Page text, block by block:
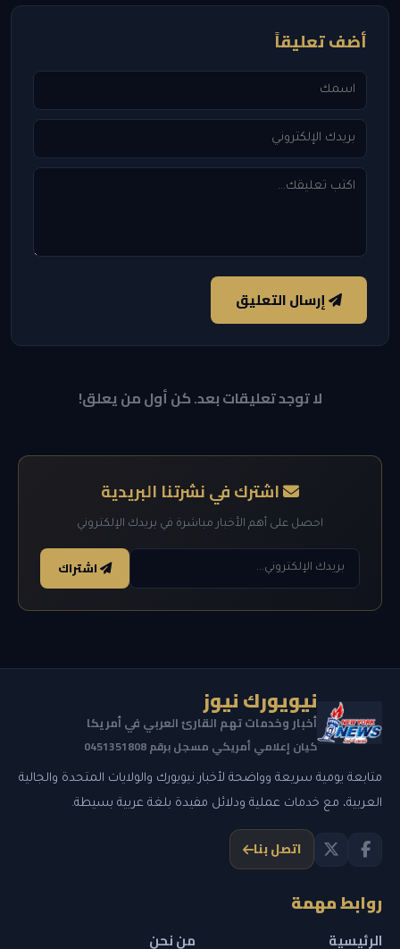
أضف تعليقاً
إرسال التعليق
لا توجد تعليقات بعد. كن أول من يعلق!
اشترك في نشرتنا البريدية
احصل على أهم الأخبار مباشرة في بريدك الإلكتروني
اشتراك
نيويورك نيوز
أخبار وخدمات تهم القارئ العربي في أمريكا
كيان إعلامي أمريكي مسجل برقم 0451351808
متابعة يومية سريعة وواضحة لأخبار نيويورك والولايات المتحدة والجالية
العربية، مع خدمات عملية ودلائل مفيدة بلغة عربية بسيطة.
اتصل بنا
روابط مهمة
الرئيسية من نحن